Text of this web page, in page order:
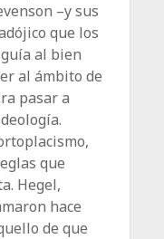
–y sus
que los
al bien
al ámbito de
pasar a
que
Hegel,
hace
de que